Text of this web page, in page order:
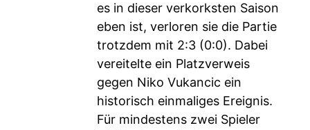
es in dieser verkorksten Saison
eben ist, verloren sie die Partie
trotzdem mit 2:3 (0:0). Dabei
vereitelte ein Platzverweis
gegen Niko Vukancic ein
historisch einmaliges Ereignis.
Für mindestens zwei Spieler